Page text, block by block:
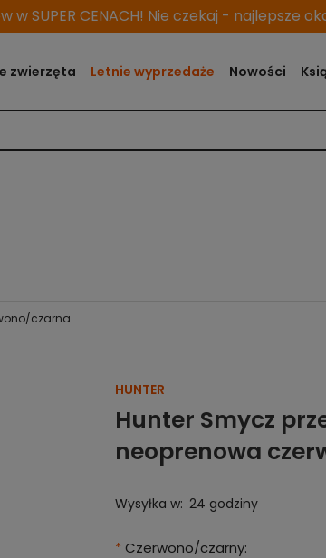
w SUPER CENACH! Nie czekaj - najlepsze
zwierzęta Letnie wyprzedaże Nowości
czarna
HUNTER
Hunter Smycz
neoprenowa
Wysyłka w: 24 godziny
* Czerwono/czarny: